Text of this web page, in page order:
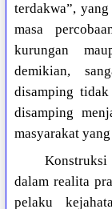
terdakwa”,
masa
kurungan
demikian,
disamping
disamping
masyarakat
dalam realita
pelaku